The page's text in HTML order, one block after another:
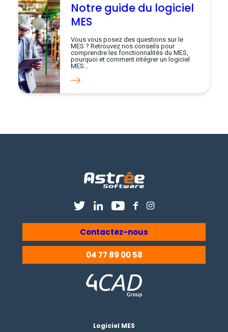
Notre guide du logiciel
MES
Vous vous posez des questions sur le
MES ? Retrouvez nos conseils pour
comprendre les fonctionnalités du MES,
pourquoi et comment intégrer un logiciel
MES…
Contactez-nous
04 77 89 00 58
Logiciel MES